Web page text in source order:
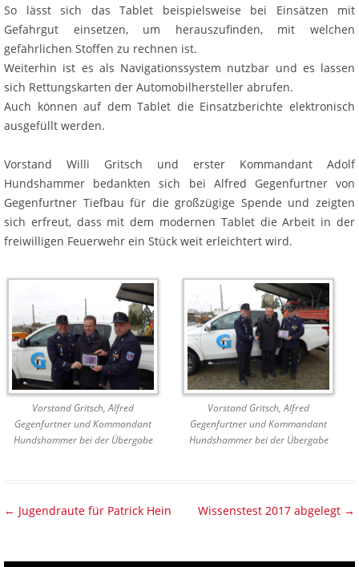
So lässt sich das Tablet beispielsweise bei Einsätzen mit
Gefahrgut einsetzen, um herauszufinden, mit welchen
gefährlichen Stoffen zu rechnen ist.
Weiterhin ist es als Navigationssystem nutzbar und es lassen
sich Rettungskarten der Automobilhersteller abrufen.
Auch können auf dem Tablet die Einsatzberichte elektronisch
ausgefüllt werden.
Vorstand Willi Gritsch und erster Kommandant Adolf
Hundshammer bedankten sich bei Alfred Gegenfurtner von
Gegenfurtner Tiefbau für die großzügige Spende und zeigten
sich erfreut, dass mit dem modernen Tablet die Arbeit in der
freiwilligen Feuerwehr ein Stück weit erleichtert wird.
Vorstand Gritsch, Alfred
Gegenfurtner und Kommandant
Hundshammer bei der Übergabe
Vorstand Gritsch, Alfred
Gegenfurtner und Kommandant
Hundshammer bei der Übergabe
Beitragsnavigation
← Jugendraute für Patrick Hein Wissenstest 2017 abgelegt →